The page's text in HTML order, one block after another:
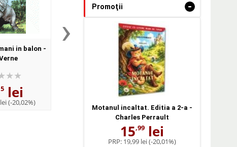
in balon -
lei
(-20,02%)
Doi ani de vacanta - Jules
lei
›
Promoţii -
Motanul incaltat. Editia a 2-a -
Charles Perrault
15,99 lei
PRP: 19,99 lei(-20,01%)